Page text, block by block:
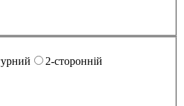
2-сторонній